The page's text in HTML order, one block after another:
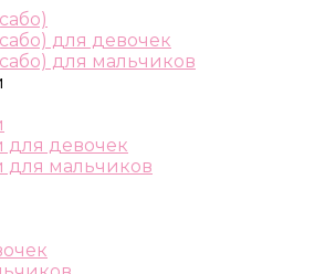
для девочек
для мальчиков
для девочек
для мальчиков